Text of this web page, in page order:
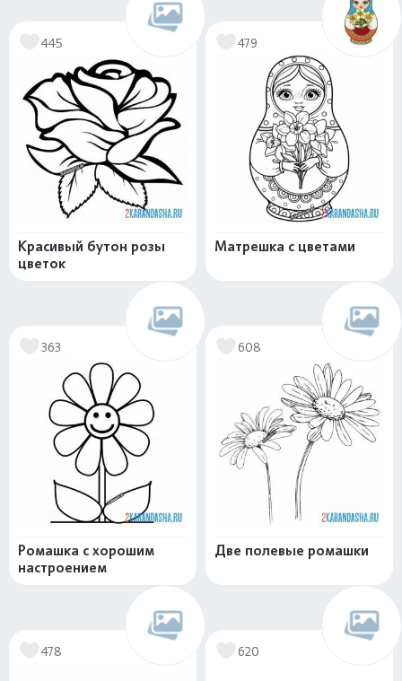
445
Красивый бутон розы
цветок
479
Матрешка с цветами
363
Ромашка с хорошим
настроением
608
Две полевые ромашки
478 620